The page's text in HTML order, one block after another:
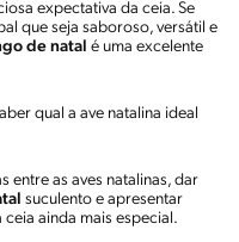
expectativa da ceia. Se
que seja saboroso, versátil e
de natal é uma excelente
qual a ave natalina ideal
entre as aves natalinas, dar
suculento e apresentar
ainda mais especial.